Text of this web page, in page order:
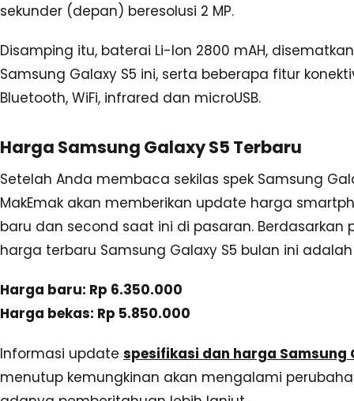
sekunder (depan) beresolusi 2 MP.
Disamping itu, baterai Li-Ion 2800 mAH,
Samsung Galaxy S5 ini, serta beberapa fitur
Bluetooth, WiFi, infrared dan microUSB.
Harga Samsung Galaxy S5 Terbaru
Setelah Anda membaca sekilas spek Samsung
MakEmak akan memberikan update harga
baru dan second saat ini di pasaran. Berdasarkan
harga terbaru Samsung Galaxy S5 bulan ini
Harga baru: Rp 6.350.000
Harga bekas: Rp 5.850.000
Informasi update spesifikasi dan harga Samsung
menutup kemungkinan akan mengalami